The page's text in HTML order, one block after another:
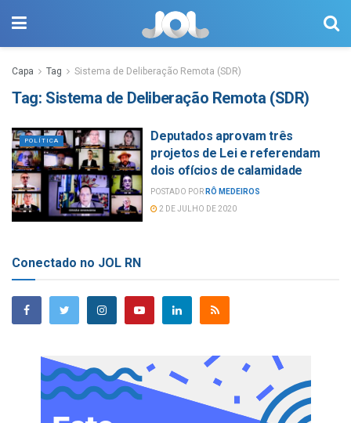
Capa Tag Sistema de Deliberação Remota (SDR)
Tag: Sistema de Deliberação Remota (SDR)
POLÍTICA
Deputados aprovam três
projetos de Lei e referendam
dois ofícios de calamidade
POSTADO POR RÔ MEDEIROS
2 DE JULHO DE 2020
Conectado no JOL RN